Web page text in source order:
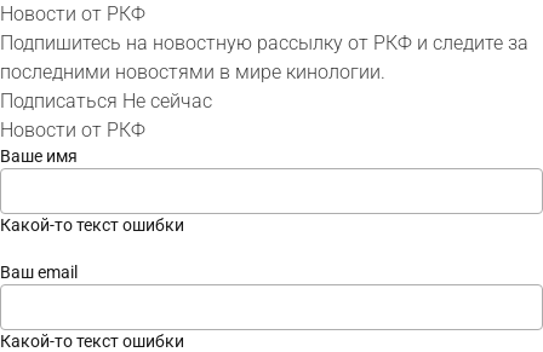
Новости от РКФ
Подпишитесь на новостную рассылку от РКФ и следите за
последними новостями в мире кинологии.
Подписаться Не сейчас
Новости от РКФ
Ваше имя
Какой-то текст ошибки
Ваш email
Какой-то текст ошибки